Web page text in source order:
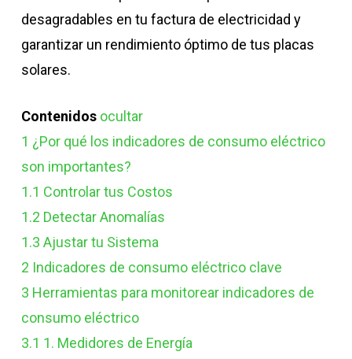
desagradables en tu factura de electricidad y
garantizar un rendimiento óptimo de tus placas
solares.
Contenidos ocultar
1 ¿Por qué los indicadores de consumo eléctrico
son importantes?
1.1 Controlar tus Costos
1.2 Detectar Anomalías
1.3 Ajustar tu Sistema
2 Indicadores de consumo eléctrico clave
3 Herramientas para monitorear indicadores de
consumo eléctrico
3.1 1. Medidores de Energía